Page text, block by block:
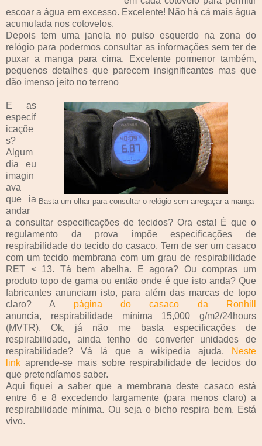
escoar a água em excesso. Excelente! Não há cá mais água
acumulada nos cotovelos.
Depois tem uma janela no pulso esquerdo na zona do
relógio para podermos consultar as informações sem ter de
puxar a manga para cima. Excelente pormenor também,
pequenos detalhes que parecem insignificantes mas que
dão imenso jeito no terreno
Basta um olhar para consultar o relógio sem arregaçar a manga
E as
especif
icaçõe
s?
Algum
dia eu
imagin
ava
que ia
andar
a consultar especificações de tecidos? Ora esta! É que o
regulamento da prova impõe especificações de
respirabilidade do tecido do casaco. Tem de ser um casaco
com um tecido membrana com um grau de respirabilidade
RET < 13. Tá bem abelha. E agora? Ou compras um
produto topo de gama ou então onde é que isto anda? Que
fabricantes anunciam isto, para além das marcas de topo
claro? A página do casaco da Ronhill
anuncia, respirabilidade mínima 15,000 g/m2/24hours
(MVTR). Ok, já não me basta especificações de
respirabilidade, ainda tenho de converter unidades de
respirabilidade? Vá lá que a wikipedia ajuda.
Neste
link aprende-se mais sobre respirabilidade de tecidos do
que pretendíamos saber.
Aqui fiquei a saber que a membrana deste casaco está
entre 6 e 8 excedendo largamente (para menos claro) a
respirabilidade mínima. Ou seja o bicho respira bem. Está
vivo.